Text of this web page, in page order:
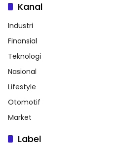
Kanal
Industri
Finansial
Teknologi
Nasional
Lifestyle
Otomotif
Market
Label